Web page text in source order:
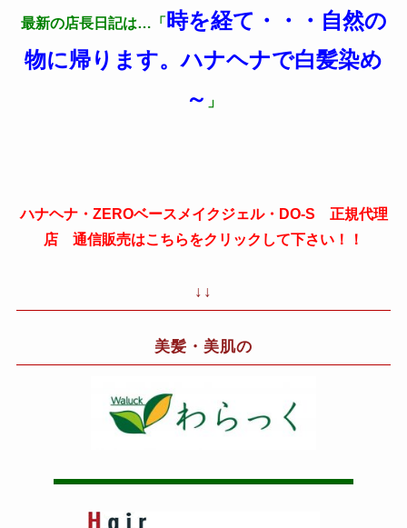
最新の店長日記は…「 時を経て・・・自然の
物に帰ります。ハナヘナで白髪染め
～ 」
ハナヘナ・ZEROベースメイクジェル・DO-S 正規代理
店 通信販売はこちらをクリックして下さい！！
↓↓
美髪・美肌の